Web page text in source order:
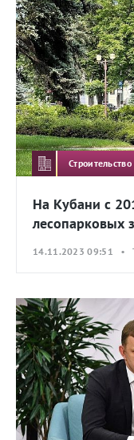
На Кубани с
лесопарковых
14.11.2023 09:51 •